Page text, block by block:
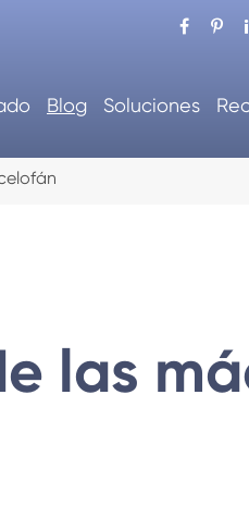
Blog Soluciones
las